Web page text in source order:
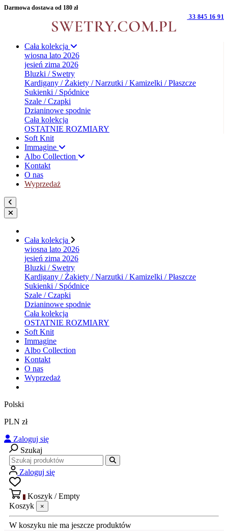
Darmowa dostawa od 180 zł
33 845 16 91
Cała kolekcja
wiosna lato 2026
jesień zima 2026
Bluzki / Swetry
Kardigany / Żakiety / Narzutki / Kamizelki / Płaszcze
Sukienki / Spódnice
Szale / Czapki
Dzianinowe spodnie
Cała kolekcja
OSTATNIE ROZMIARY
Soft Knit
Immagine
Albo Collection
Kontakt
O nas
Wyprzedaż
Cała kolekcja
wiosna lato 2026
jesień zima 2026
Bluzki / Swetry
Kardigany / Żakiety / Narzutki / Kamizelki / Płaszcze
Sukienki / Spódnice
Szale / Czapki
Dzianinowe spodnie
Cała kolekcja
OSTATNIE ROZMIARY
Soft Knit
Immagine
Albo Collection
Kontakt
O nas
Wyprzedaż
Polski
PLN zł
Zaloguj się
Szukaj
Zaloguj się
0 Koszyk /Empty
Koszyk
×
W koszyku nie ma jeszcze produktów